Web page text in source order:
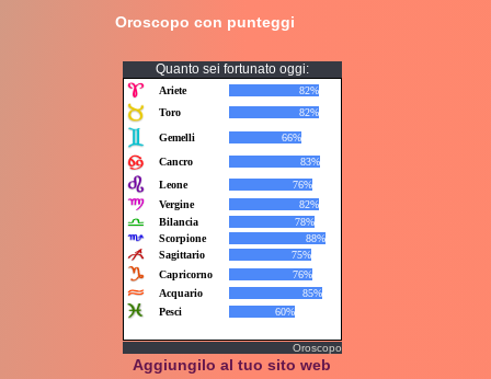
Oroscopo con punteggi
Quanto sei fortunato oggi:
Oroscopo
Aggiungilo al tuo sito web